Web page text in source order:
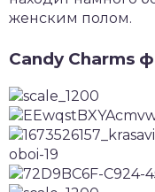
женским полом.
Candy Charms